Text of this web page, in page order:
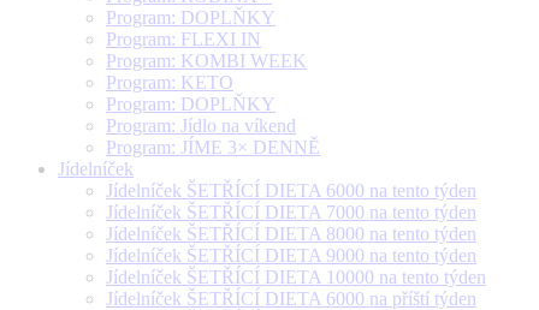
Program: DOPLŇKY
Program: FLEXI IN
Program: KOMBI WEEK
Program: KETO
Program: DOPLŇKY
Program: Jídlo na víkend
Program: JÍME 3× DENNĚ
Jídelníček
Jídelníček ŠETŘÍCÍ DIETA 6000 na tento týden
Jídelníček ŠETŘÍCÍ DIETA 7000 na tento týden
Jídelníček ŠETŘÍCÍ DIETA 8000 na tento týden
Jídelníček ŠETŘÍCÍ DIETA 9000 na tento týden
Jídelníček ŠETŘÍCÍ DIETA 10000 na tento týden
Jídelníček ŠETŘÍCÍ DIETA 6000 na příští týden